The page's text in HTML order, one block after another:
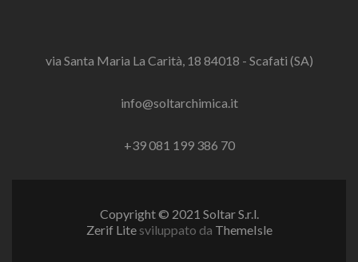
via Santa Maria La Carità, 18 84018 - Scafati (SA)
info@soltarchimica.it
+39 081 199 386 70
Copyright © 2021 Soltar S.r.l.
Zerif Lite sviluppato da ThemeIsle